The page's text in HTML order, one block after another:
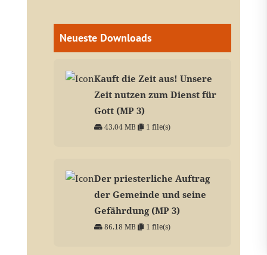
Neueste Downloads
Kauft die Zeit aus! Unsere
Zeit nutzen zum Dienst für
Gott (MP 3)
43.04 MB 1 file(s)
Der priesterliche Auftrag
der Gemeinde und seine
Gefährdung (MP 3)
86.18 MB 1 file(s)